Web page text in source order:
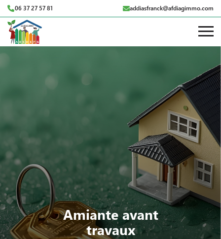
06 37 27 57 81 addiasfranck@afdiagimmo.com
Amiante avant
travaux